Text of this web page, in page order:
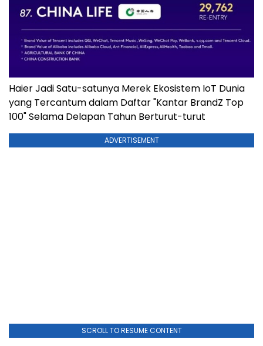
Haier Jadi Satu-satunya Merek Ekosistem IoT Dunia
yang Tercantum dalam Daftar "Kantar BrandZ Top
100" Selama Delapan Tahun Berturut-turut
ADVERTISEMENT
SCROLL TO RESUME CONTENT